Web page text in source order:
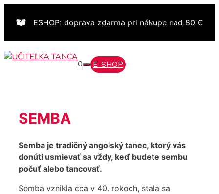
ESHOP: doprava zdarma pri nákupe nad 80 €
E-SHOP
0
SEMBA
Semba je tradičný angolský tanec, ktorý vás
donúti usmievať sa vždy, keď budete sembu
počuť alebo tancovať.
Semba vznikla cca v 40. rokoch, stala sa